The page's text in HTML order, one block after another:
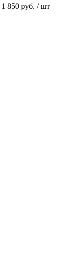
1 850 руб. / шт